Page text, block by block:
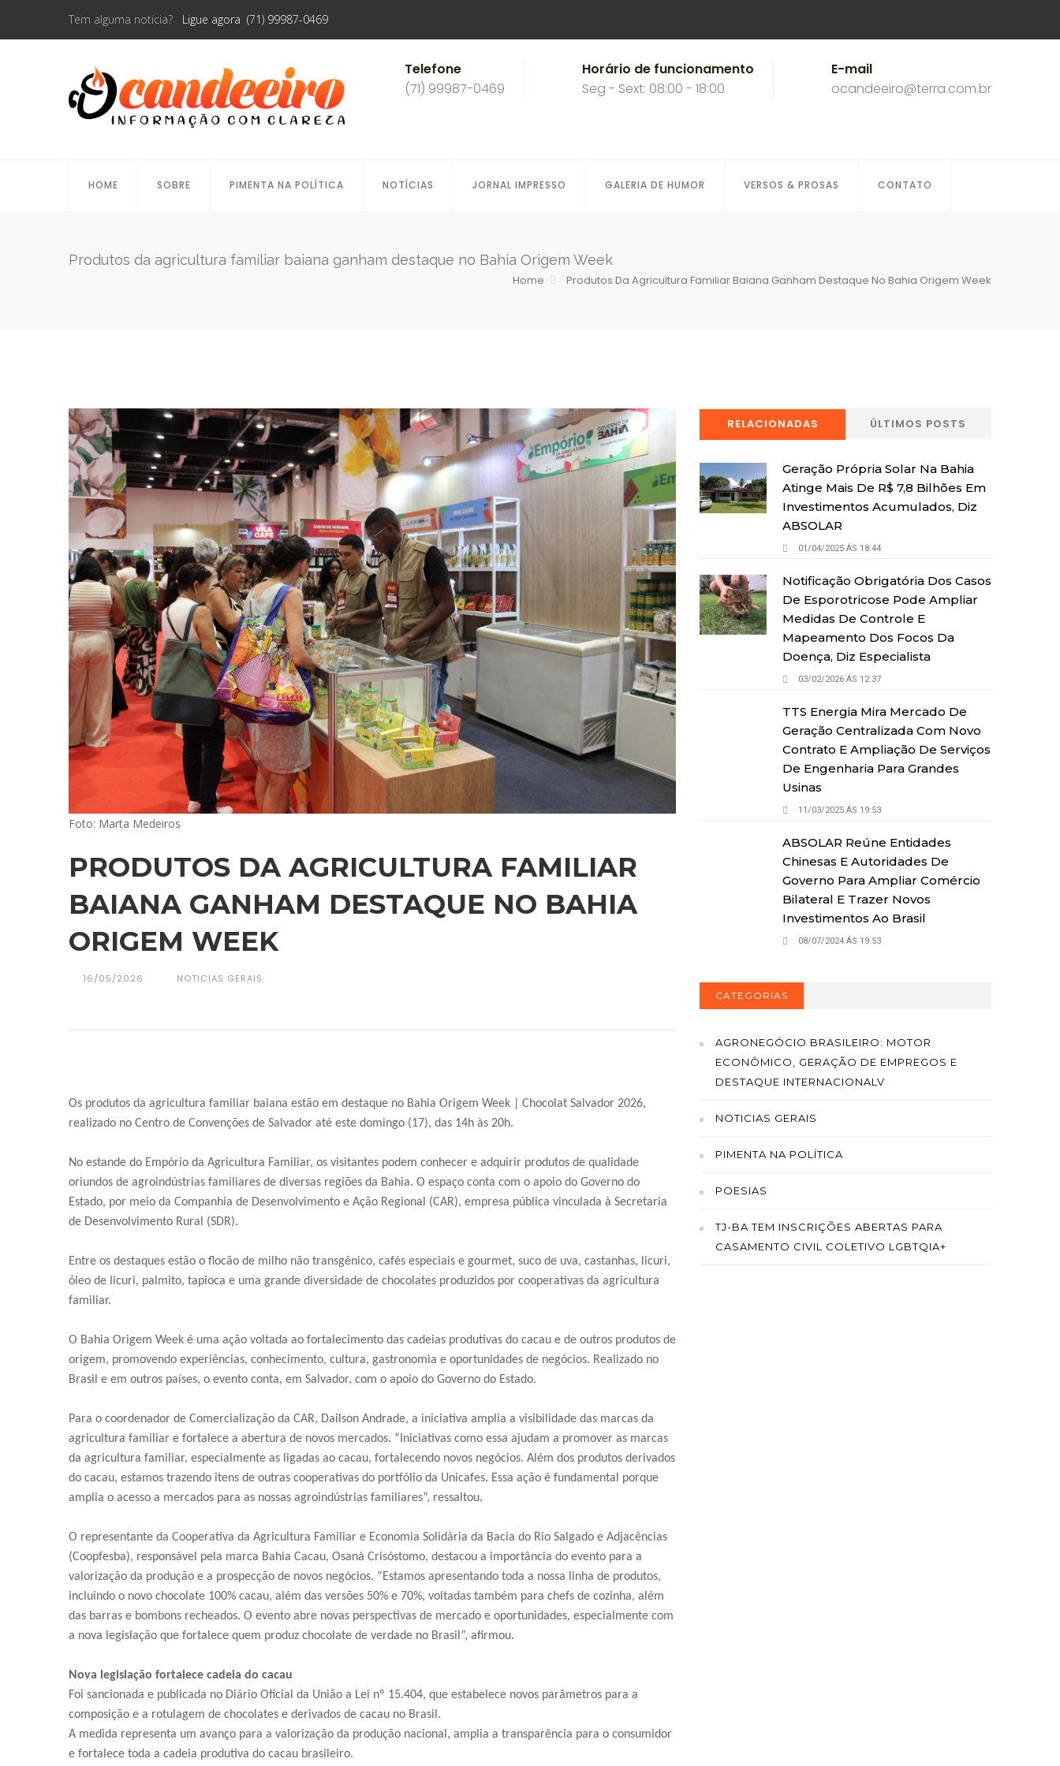
Tem alguma notícia? Ligue agora (71) 99987-0469
Telefone
(71) 99987-0469
Horário de funcionamento
Seg - Sext: 08:00 - 18:00
E-mail
ocandeeiro@terra.com.br
HOME SOBRE PIMENTA NA POLÍTICA NOTÍCIAS JORNAL IMPRESSO GALERIA DE HUMOR VERSOS & PROSAS CONTATO
Produtos da agricultura familiar baiana ganham destaque no Bahia Origem Week
Home Produtos Da Agricultura Familiar Baiana Ganham Destaque No Bahia Origem Week
Foto: Marta Medeiros
PRODUTOS DA AGRICULTURA FAMILIAR
BAIANA GANHAM DESTAQUE NO BAHIA
ORIGEM WEEK
16/05/2026 NOTICIAS GERAIS
Os produtos da agricultura familiar baiana estão em destaque no Bahia Origem Week | Chocolat Salvador 2026,
realizado no Centro de Convenções de Salvador até este domingo (17), das 14h às 20h.
No estande do Empório da Agricultura Familiar, os visitantes podem conhecer e adquirir produtos de qualidade
oriundos de agroindústrias familiares de diversas regiões da Bahia. O espaço conta com o apoio do Governo do
Estado, por meio da Companhia de Desenvolvimento e Ação Regional (CAR), empresa pública vinculada à Secretaria
de Desenvolvimento Rural (SDR).
Entre os destaques estão o flocão de milho não transgênico, cafés especiais e gourmet, suco de uva, castanhas, licuri,
óleo de licuri, palmito, tapioca e uma grande diversidade de chocolates produzidos por cooperativas da agricultura
familiar.
O Bahia Origem Week é uma ação voltada ao fortalecimento das cadeias produtivas do cacau e de outros produtos de
origem, promovendo experiências, conhecimento, cultura, gastronomia e oportunidades de negócios. Realizado no
Brasil e em outros países, o evento conta, em Salvador, com o apoio do Governo do Estado.
Para o coordenador de Comercialização da CAR, Dailson Andrade, a iniciativa amplia a visibilidade das marcas da
agricultura familiar e fortalece a abertura de novos mercados. “Iniciativas como essa ajudam a promover as marcas
da agricultura familiar, especialmente as ligadas ao cacau, fortalecendo novos negócios. Além dos produtos derivados
do cacau, estamos trazendo itens de outras cooperativas do portfólio da Unicafes. Essa ação é fundamental porque
amplia o acesso a mercados para as nossas agroindústrias familiares”, ressaltou.
O representante da Cooperativa da Agricultura Familiar e Economia Solidária da Bacia do Rio Salgado e Adjacências
(Coopfesba), responsável pela marca Bahia Cacau, Osaná Crisóstomo, destacou a importância do evento para a
valorização da produção e a prospecção de novos negócios. “Estamos apresentando toda a nossa linha de produtos,
incluindo o novo chocolate 100% cacau, além das versões 50% e 70%, voltadas também para chefs de cozinha, além
das barras e bombons recheados. O evento abre novas perspectivas de mercado e oportunidades, especialmente com
a nova legislação que fortalece quem produz chocolate de verdade no Brasil”, afirmou.
Nova legislação fortalece cadeia do cacau
Foi sancionada e publicada no Diário Oficial da União a Lei nº 15.404, que estabelece novos parâmetros para a
composição e a rotulagem de chocolates e derivados de cacau no Brasil.
A medida representa um avanço para a valorização da produção nacional, amplia a transparência para o consumidor
e fortalece toda a cadeia produtiva do cacau brasileiro.
RELACIONADAS ÚLTIMOS POSTS
Geração Própria Solar Na Bahia
Atinge Mais De R$ 7,8 Bilhões Em
Investimentos Acumulados, Diz
ABSOLAR
01/04/2025 ÁS 18:44
Notificação Obrigatória Dos Casos
De Esporotricose Pode Ampliar
Medidas De Controle E
Mapeamento Dos Focos Da
Doença, Diz Especialista
03/02/2026 ÁS 12:37
TTS Energia Mira Mercado De
Geração Centralizada Com Novo
Contrato E Ampliação De Serviços
De Engenharia Para Grandes
Usinas
11/03/2025 ÁS 19:53
ABSOLAR Reúne Entidades
Chinesas E Autoridades De
Governo Para Ampliar Comércio
Bilateral E Trazer Novos
Investimentos Ao Brasil
08/07/2024 ÁS 19:53
CATEGORIAS
AGRONEGÓCIO BRASILEIRO: MOTOR
ECONÔMICO, GERAÇÃO DE EMPREGOS E
DESTAQUE INTERNACIONALV
NOTICIAS GERAIS
PIMENTA NA POLÍTICA
POESIAS
TJ-BA TEM INSCRIÇÕES ABERTAS PARA
CASAMENTO CIVIL COLETIVO LGBTQIA+